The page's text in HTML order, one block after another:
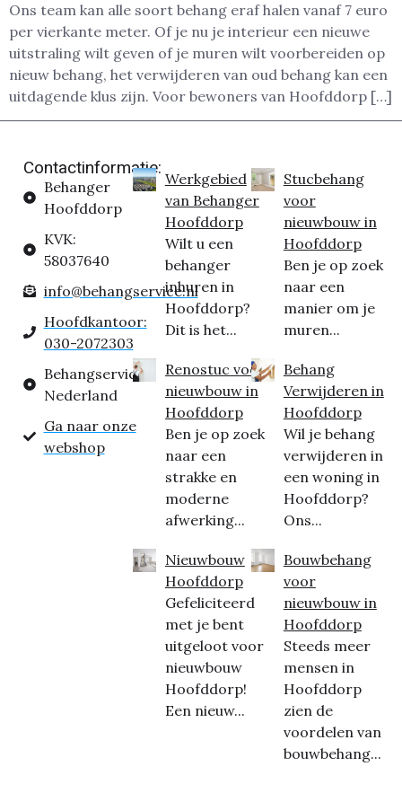
Ons team kan alle soort behang eraf halen vanaf 7 euro
per vierkante meter. Of je nu je interieur een nieuwe
uitstraling wilt geven of je muren wilt voorbereiden op
nieuw behang, het verwijderen van oud behang kan een
uitdagende klus zijn. Voor bewoners van Hoofddorp […]
Contactinformatie:
Behanger
Hoofddorp
KVK:
58037640
info@behangservice.nl
Hoofdkantoor:
030-2072303
Behangservice
Nederland
Ga naar onze
webshop
Werkgebied
van Behanger
Hoofddorp
Wilt u een
behanger
inhuren in
Hoofddorp?
Dit is het...
Renostuc voor
nieuwbouw in
Hoofddorp
Ben je op zoek
naar een
strakke en
moderne
afwerking...
Nieuwbouw
Hoofddorp
Gefeliciteerd
met je bent
uitgeloot voor
nieuwbouw
Hoofddorp!
Een nieuw...
Stucbehang
voor
nieuwbouw in
Hoofddorp
Ben je op zoek
naar een
manier om je
muren...
Behang
Verwijderen in
Hoofddorp
Wil je behang
verwijderen in
een woning in
Hoofddorp?
Ons...
Bouwbehang
voor
nieuwbouw in
Hoofddorp
Steeds meer
mensen in
Hoofddorp
zien de
voordelen van
bouwbehang...